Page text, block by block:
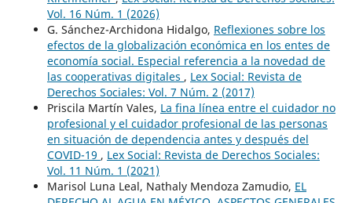
Vol. 16 Núm. 1 (2026)
G. Sánchez-Archidona Hidalgo, Reflexiones sobre los
efectos de la globalización económica en los entes de
economía social. Especial referencia a la novedad de
las cooperativas digitales , Lex Social: Revista de
Derechos Sociales: Vol. 7 Núm. 2 (2017)
Priscila Martín Vales, La fina línea entre el cuidador no
profesional y el cuidador profesional de las personas
en situación de dependencia antes y después del
COVID-19 , Lex Social: Revista de Derechos Sociales:
Vol. 11 Núm. 1 (2021)
Marisol Luna Leal, Nathaly Mendoza Zamudio, EL